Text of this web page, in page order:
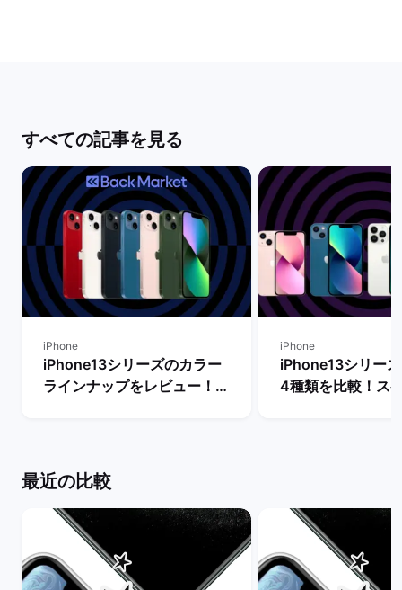
すべての記事を見る
iPhone
iPhone13シリーズのカラー
ラインナップをレビュー！
iPhone
iPhone13シリー
4種類を比較！ス
最近の比較